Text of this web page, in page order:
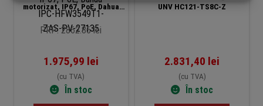
motorizat, IP67, PoE, Dahua
IPC-HFW3549T1-ZAS-PV-27135
PRP: 2862.86 lei
1.975,99 lei
(cu TVA)
În stoc
UNV HC121-TS8C-Z
2.831,40 lei
(cu TVA)
În stoc